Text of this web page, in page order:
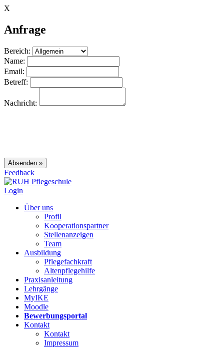
X
Anfrage
Bereich:
Name:
Email:
Betreff:
Nachricht:
Feedback
Login
Über uns
Profil
Kooperationspartner
Stellenanzeigen
Team
Ausbildung
Pflegefachkraft
Altenpflegehilfe
Praxisanleitung
Lehrgänge
MyIKE
Moodle
Bewerbungsportal
Kontakt
Kontakt
Impressum